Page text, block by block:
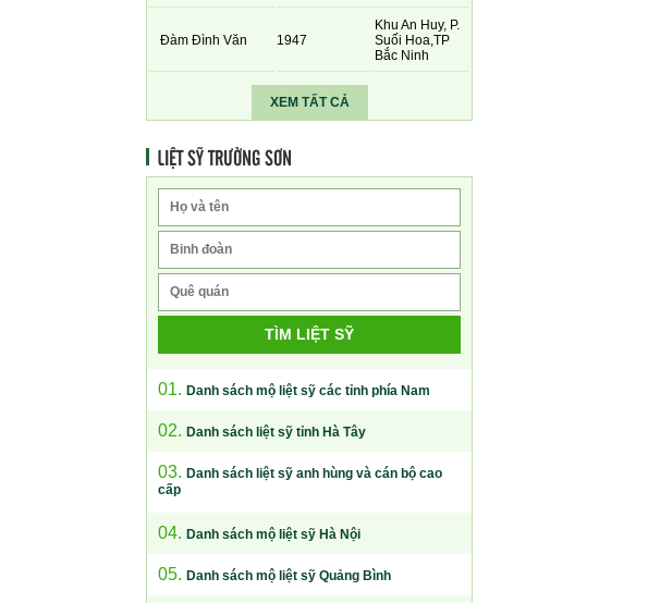
Đàm Đình Văn 1947
Khu An Huy, P.
Suối Hoa,TP
Bắc Ninh
XEM TẤT CẢ
LIỆT SỸ TRƯỜNG SƠN
TÌM LIỆT SỸ
01. Danh sách mộ liệt sỹ các tỉnh phía Nam
02. Danh sách liệt sỹ tỉnh Hà Tây
03. Danh sách liệt sỹ anh hùng và cán bộ cao
cấp
04. Danh sách mộ liệt sỹ Hà Nội
05. Danh sách mộ liệt sỹ Quảng Bình